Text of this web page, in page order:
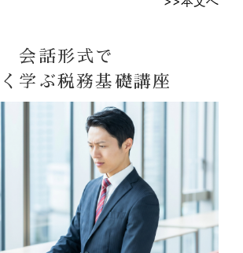
会話形式で
学ぶ税務基礎講座